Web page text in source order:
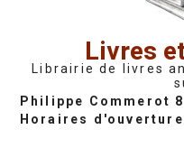
Livres
Librairie de livres